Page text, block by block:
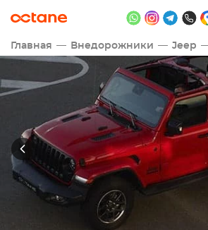
Главная Внедорожники Jeep